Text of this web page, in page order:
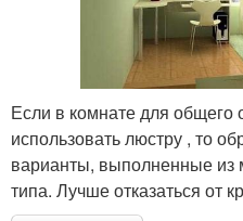
Если в комнате для
использовать люстру , то
варианты, выполненные из
типа. Лучше отказаться от